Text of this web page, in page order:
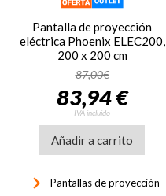
Pantalla de proyección
eléctrica Phoenix ELEC200,
200 x 200 cm
87,00€
83,94 €
IVA incluido
Añadir a carrito
keyboard_arrow_right Pantallas de proyección